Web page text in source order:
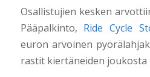
Osallistujien kesken
Pääpalkinto, Ride Cycle
euron arvoinen
rastit kiertäneiden joukosta